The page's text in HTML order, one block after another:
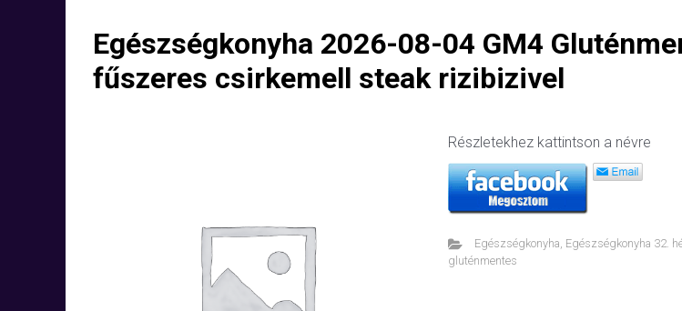
Egészségkonyha 2026-08-04 GM4
fűszeres csirkemell steak rizibizivel
Részletekhez kattintson a névre
Egészségkonyha, Egészségkonyha 32.
gluténmentes